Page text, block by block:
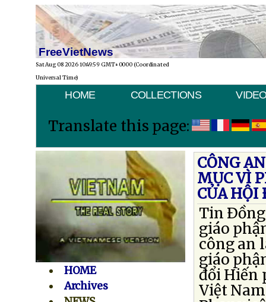
FreeVietNews
Sat Aug 08 2026 10:49:59 GMT+0000 (Coordinated
Universal Time)
HOME COLLECTIONS
Translate this page:
HOME
Archives
CÔNG
MỤC VÌ
CỦA
Tin
giáo
công an
giáo
đổi Hiến
Việt